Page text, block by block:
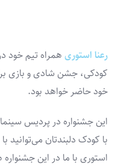
رعنا استوری
کودکی، جشن شادی و بازی
خود حاضر خواهد بود.
این جشنواره در پردیس
استوری با ما در این